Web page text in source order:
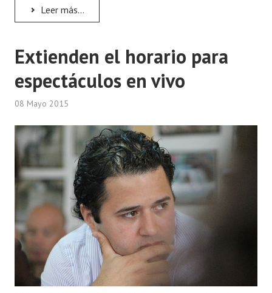
Informes de Gestión
Dictámenes Asesoría Letrada
Actas de Sesión
Informes de Unidad Coordinadora
Ejecución Presupuestaria
Actas de Audiencias Públicas
NORMATIVA
Comunicaciones
Declaraciones
Resoluciones
Resoluciones de Presidencia
Leer más...
Extienden el horario para
espectáculos en vivo
08 Mayo 2015